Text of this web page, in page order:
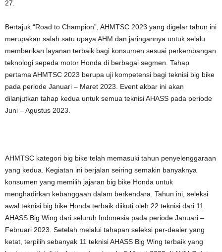
27.
Bertajuk “Road to Champion”, AHMTSC 2023 yang digelar tahun ini
merupakan salah satu upaya AHM dan jaringannya untuk selalu
memberikan layanan terbaik bagi konsumen sesuai perkembangan
teknologi sepeda motor Honda di berbagai segmen. Tahap
pertama AHMTSC 2023 berupa uji kompetensi bagi teknisi big bike
pada periode Januari – Maret 2023. Event akbar ini akan
dilanjutkan tahap kedua untuk semua teknisi AHASS pada periode
Juni – Agustus 2023.
AHMTSC kategori big bike telah memasuki tahun penyelenggaraan
yang kedua. Kegiatan ini berjalan seiring semakin banyaknya
konsumen yang memilih jajaran big bike Honda untuk
menghadirkan kebanggaan dalam berkendara. Tahun ini, seleksi
awal teknisi big bike Honda terbaik diikuti oleh 22 teknisi dari 11
AHASS Big Wing dari seluruh Indonesia pada periode Januari –
Februari 2023. Setelah melalui tahapan seleksi per-dealer yang
ketat, terpilih sebanyak 11 teknisi AHASS Big Wing terbaik yang